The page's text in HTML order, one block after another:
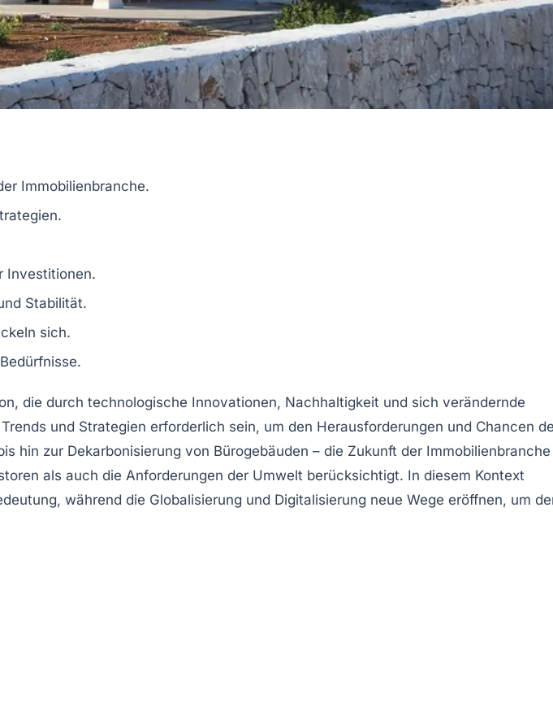
Immobilienbranche.
.
Investitionen.
Stabilität.
sich.
die durch technologische Innovationen, Nachhaltigkeit und sich verändernde
und Strategien erforderlich sein, um den Herausforderungen und Chancen
hin zur Dekarbonisierung von Bürogebäuden – die Zukunft der Immobilienbranche
als auch die Anforderungen der Umwelt berücksichtigt. In diesem Kontext
während die Globalisierung und Digitalisierung neue Wege eröffnen, um